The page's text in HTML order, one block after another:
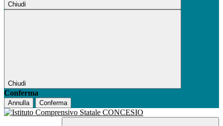
Chiudi
Chiudi
Conferma
Annulla Conferma